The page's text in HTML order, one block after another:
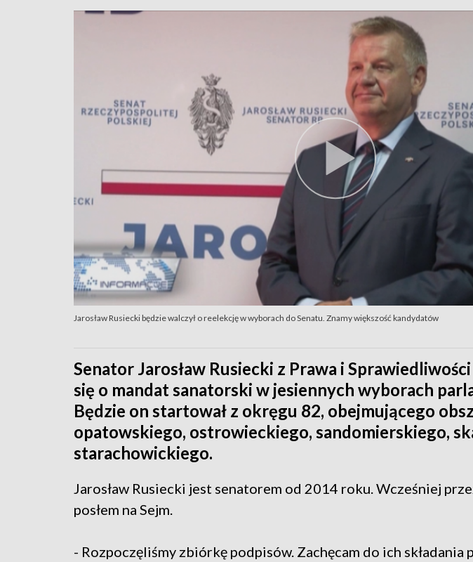
Jarosław Rusiecki będzie walczył o reelekcję w wyborach do Senatu. Znamy większość kandydatów
Senator Jarosław Rusiecki z Prawa i
się o mandat sanatorski w jesiennych wyborach
Będzie on startował z okręgu 82, obejmującego
opatowskiego, ostrowieckiego, sandomierskiego,
starachowickiego.
Jarosław Rusiecki jest senatorem od 2014 roku. Wcześniej
posłem na Sejm.
- Rozpoczęliśmy zbiórkę podpisów. Zachęcam do ich składania